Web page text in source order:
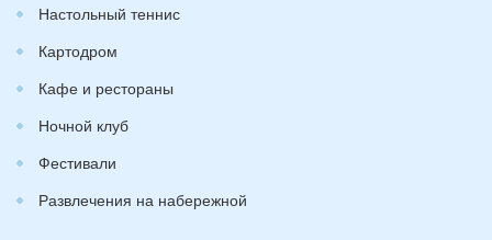
Настольный теннис
Картодром
Кафе и рестораны
Ночной клуб
Фестивали
Развлечения на набережной